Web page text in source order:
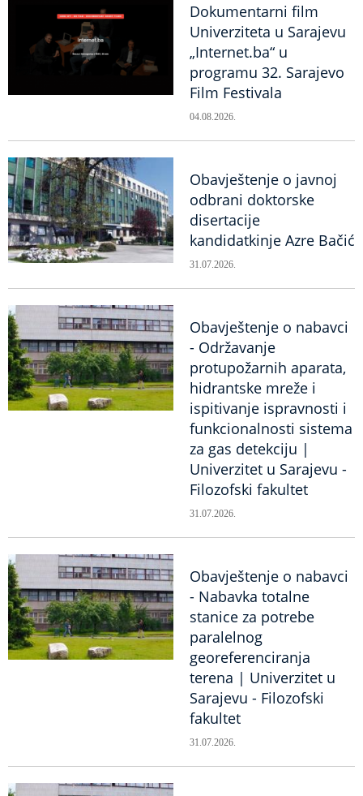
Dokumentarni film
Univerziteta u Sarajevu
„Internet.ba“ u
programu 32. Sarajevo
Film Festivala
04.08.2026.
Obavještenje o javnoj
odbrani doktorske
disertacije
kandidatkinje Azre Bačić
31.07.2026.
Obavještenje o nabavci
- Održavanje
protupožarnih aparata,
hidrantske mreže i
ispitivanje ispravnosti i
funkcionalnosti sistema
za gas detekciju |
Univerzitet u Sarajevu -
Filozofski fakultet
31.07.2026.
Obavještenje o nabavci
- Nabavka totalne
stanice za potrebe
paralelnog
georeferenciranja
terena | Univerzitet u
Sarajevu - Filozofski
fakultet
31.07.2026.